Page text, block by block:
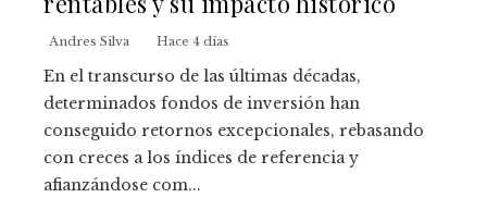
Andres Silva Hace 4 días
En el transcurso de las últimas décadas,
determinados fondos de inversión han
conseguido retornos excepcionales, rebasando
con creces a los índices de referencia y
afianzándose com...